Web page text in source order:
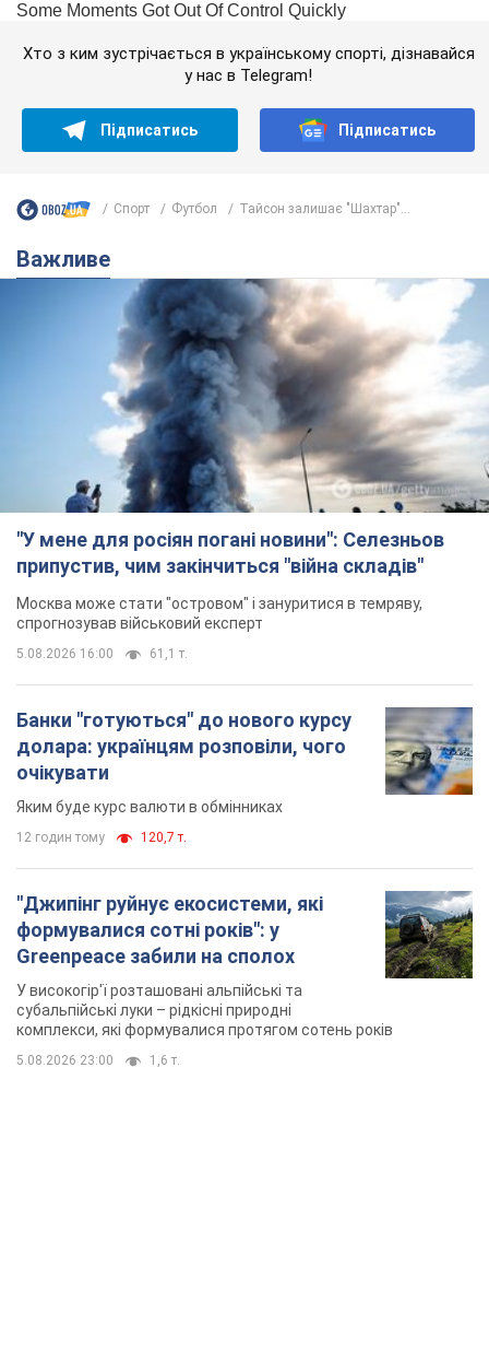
Хто з ким зустрічається в українському спорті, дізнавайся
у нас в Telegram!
Підписатись Підписатись
Спорт Футбол Тайсон залишає "Шахтар"...
Важливе
"У мене для росіян погані новини": Селезньов
припустив, чим закінчиться "війна складів"
Москва може стати "островом" і зануритися в темряву,
спрогнозував військовий експерт
5.08.2026 16:00 61,1 т.
Банки "готуються" до нового курсу
долара: українцям розповіли, чого
очікувати
Яким буде курс валюти в обмінниках
12 годин тому 120,7 т.
"Джипінг руйнує екосистеми, які
формувалися сотні років": у
Greenpeace забили на сполох
У високогір'ї розташовані альпійські та
субальпійські луки – рідкісні природні
комплекси, які формувалися протягом сотень років
5.08.2026 23:00 1,6 т.